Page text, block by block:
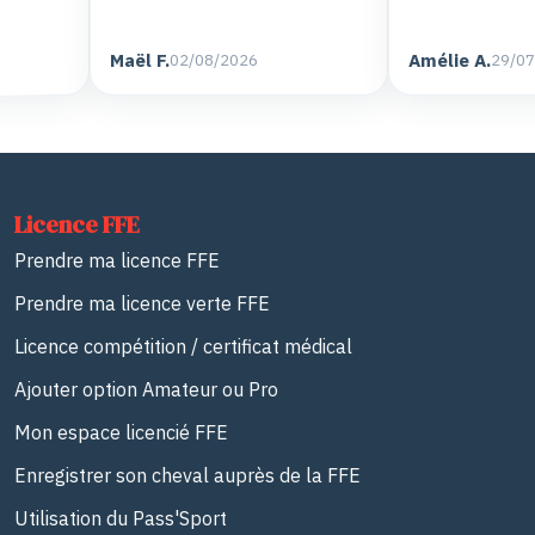
Maël F.02/08/2026 Amélie
Licence FFE
Prendre ma licence FFE
Prendre ma licence verte FFE
Licence compétition / certificat médical
Ajouter option Amateur ou Pro
Mon espace licencié FFE
Enregistrer son cheval auprès de la FFE
Utilisation du Pass'Sport